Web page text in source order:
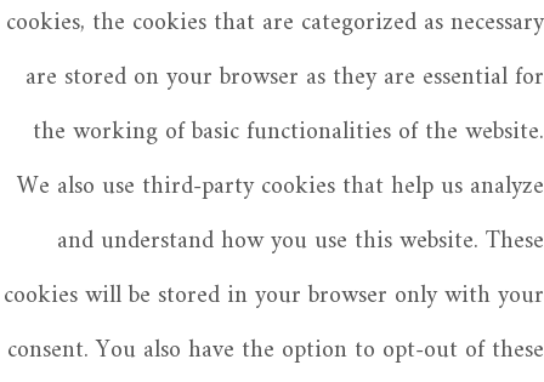
cookies, the cookies that are categorized as necessary
are stored on your browser as they are essential for
the working of basic functionalities of the website.
We also use third-party cookies that help us analyze
and understand how you use this website. These
cookies will be stored in your browser only with your
consent. You also have the option to opt-out of these